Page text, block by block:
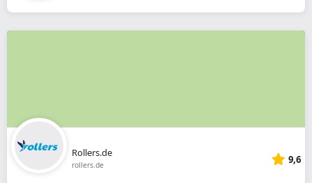
Rollers.de
rollers.de 9,6